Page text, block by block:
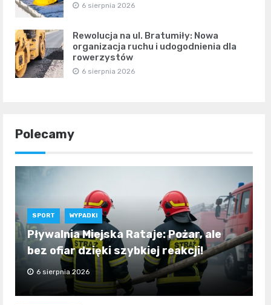
6 sierpnia 2026
Rewolucja na ul. Bratumiły: Nowa
organizacja ruchu i udogodnienia dla
rowerzystów
6 sierpnia 2026
Polecamy
SPORT WYPADKI
Pływalnia Miejska Rataje: Pożar, ale
bez ofiar dzięki szybkiej reakcji!
6 sierpnia 2026